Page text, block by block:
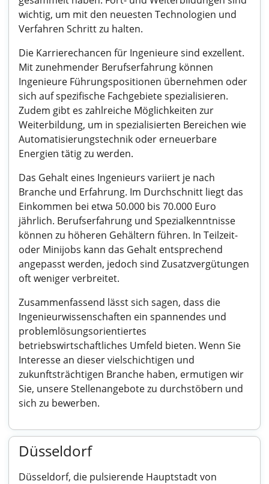
wichtig, um mit den neuesten Technologien und
Verfahren Schritt zu halten.
Die Karrierechancen für Ingenieure sind exzellent.
Mit zunehmender Berufserfahrung können
Ingenieure Führungspositionen übernehmen oder
sich auf spezifische Fachgebiete spezialisieren.
Zudem gibt es zahlreiche Möglichkeiten zur
Weiterbildung, um in spezialisierten Bereichen wie
Automatisierungstechnik oder erneuerbare
Energien tätig zu werden.
Das Gehalt eines Ingenieurs variiert je nach
Branche und Erfahrung. Im Durchschnitt liegt das
Einkommen bei etwa 50.000 bis 70.000 Euro
jährlich. Berufserfahrung und Spezialkenntnisse
können zu höheren Gehältern führen. In Teilzeit-
oder Minijobs kann das Gehalt entsprechend
angepasst werden, jedoch sind Zusatzvergütungen
oft weniger verbreitet.
Zusammenfassend lässt sich sagen, dass die
Ingenieurwissenschaften ein spannendes und
problemlösungsorientiertes
betriebswirtschaftliches Umfeld bieten. Wenn Sie
Interesse an dieser vielschichtigen und
zukunftsträchtigen Branche haben, ermutigen wir
Sie, unsere Stellenangebote zu durchstöbern und
sich zu bewerben.
Düsseldorf
Düsseldorf, die pulsierende Hauptstadt von